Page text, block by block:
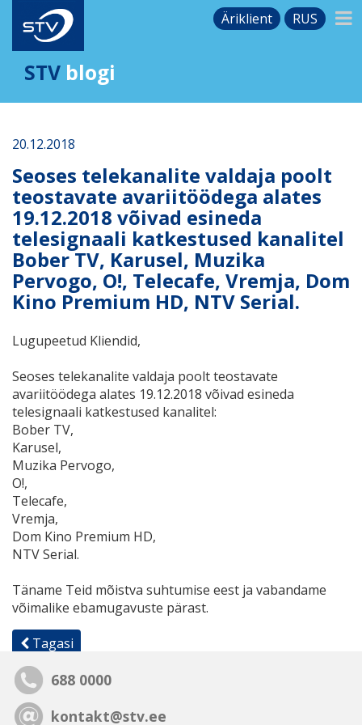
Äriklient RUS
STV blogi
20.12.2018
Seoses telekanalite valdaja poolt
teostavate avariitöödega alates
19.12.2018 võivad esineda
telesignaali katkestused kanalitel
Bober TV, Karusel, Muzika
Pervogo, O!, Telecafe, Vremja, Dom
Kino Premium HD, NTV Serial.
Lugupeetud Kliendid,
Seoses telekanalite valdaja poolt teostavate
avariitöödega alates 19.12.2018 võivad esineda
telesignaali katkestused kanalitel​:
Bober TV,
Karusel,
Muzika Pervogo,
O!,
Telecafe,
Vremja,
Dom Kino Premium HD,
NTV Serial.
Täname Teid mõistva suhtumise eest ja vabandame
võimalike ebamugavuste pärast.
Tagasi
688 0000
kontakt@stv.ee